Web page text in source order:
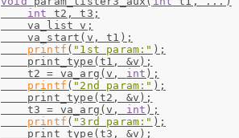
int t2, t3;
    va_list v;
    va_start(v, t1);
printf ( "1st param:" );
    print_type(t1, &v);
    t2 = va_arg(v,
int );
printf ( "2nd param:" );
    print_type(t2, &v);
    t3 = va_arg(v,
int );
printf ( "3rd param:" );
    print_type(t3, &v);